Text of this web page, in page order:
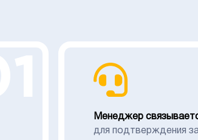
Менеджер
для подтверждения